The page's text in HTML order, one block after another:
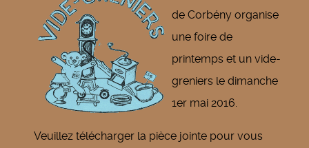
de Corbény organise
une foire de
printemps et un vide-
greniers le dimanche
1er mai 2016.
Veuillez télécharger la pièce jointe pour vous